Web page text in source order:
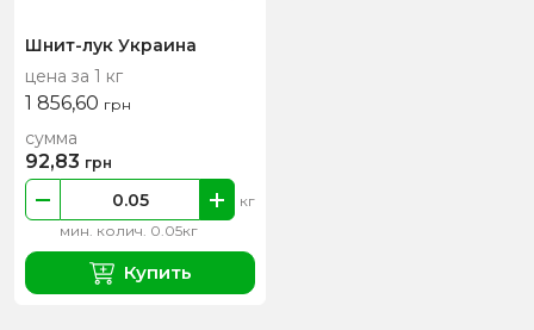
Шнит-лук Украина
цена за 1 кг
1 856,60 грн
мин. колич. 0.05кг
кг
сумма
92,83 грн
Купить